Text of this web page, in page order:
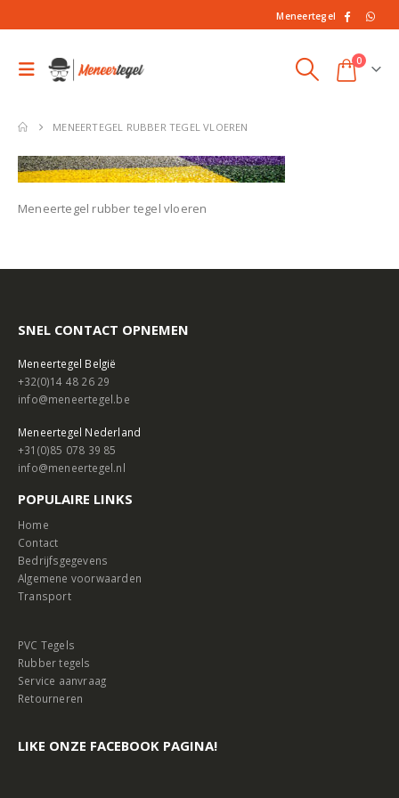
Meneertegel
0
MENEERTEGEL RUBBER TEGEL VLOEREN
Meneertegel rubber tegel vloeren
SNEL CONTACT OPNEMEN
Meneertegel België
+32(0)14 48 26 29
info@meneertegel.be
Meneertegel Nederland
+31(0)85 078 39 85
info@meneertegel.nl
POPULAIRE LINKS
Home
Contact
Bedrijfsgegevens
Algemene voorwaarden
Transport
PVC Tegels
Rubber tegels
Service aanvraag
Retourneren
LIKE ONZE FACEBOOK PAGINA!